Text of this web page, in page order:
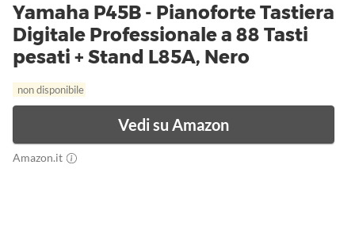
Yamaha P45B - Pianoforte Tastiera
Digitale Professionale a 88 Tasti
pesati + Stand L85A, Nero
non disponibile
Vedi su Amazon
Amazon.it